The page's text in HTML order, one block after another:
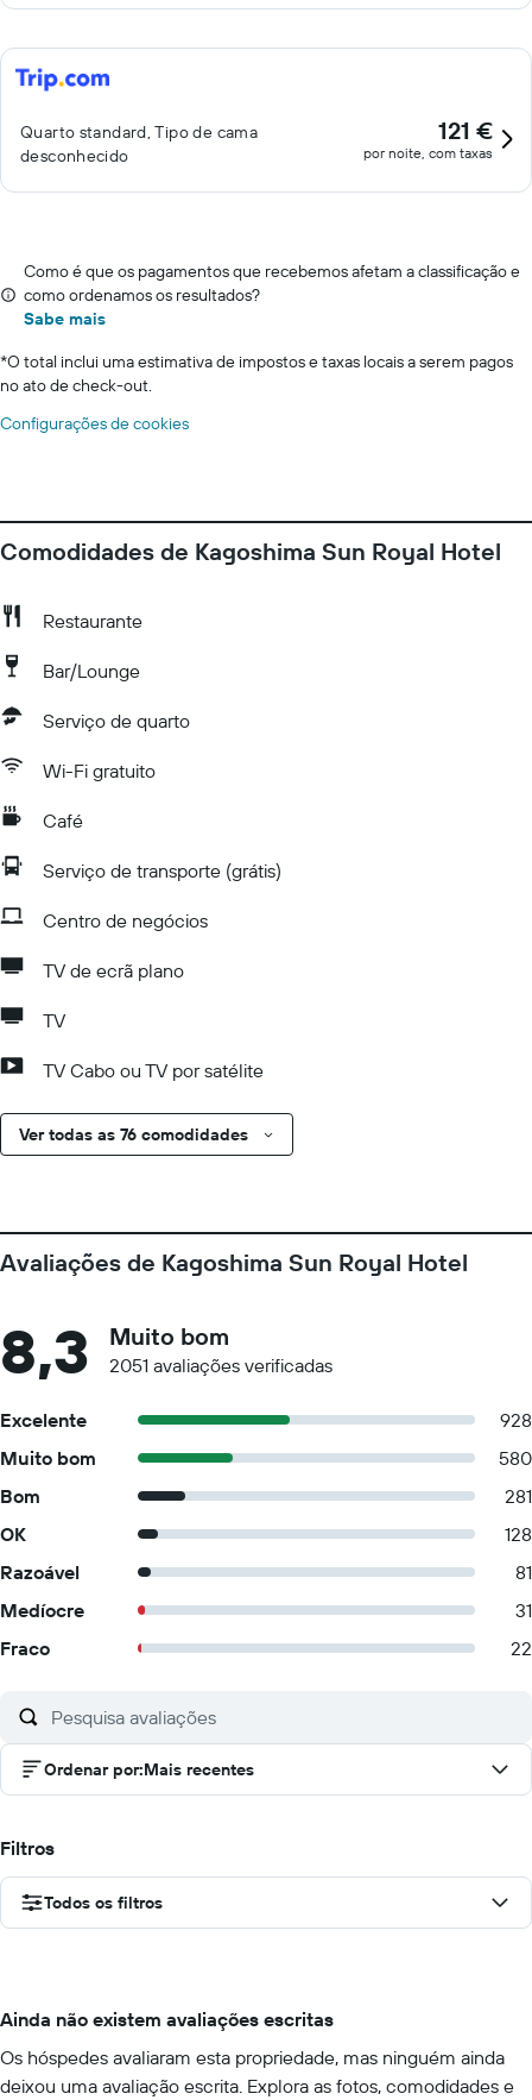
Quarto standard, Tipo de cama
desconhecido
121 €
por noite, com taxas
Como é que os pagamentos que recebemos afetam a classificação e
como ordenamos os resultados?
Sabe mais
*O total inclui uma estimativa de impostos e taxas locais a serem pagos
no ato de check-out.
Configurações de cookies
Comodidades de Kagoshima Sun Royal Hotel
Restaurante
Bar/Lounge
Serviço de quarto
Wi-Fi gratuito
Café
Serviço de transporte (grátis)
Centro de negócios
TV de ecrã plano
TV
TV Cabo ou TV por satélite
Ver todas as 76 comodidades
Avaliações de Kagoshima Sun Royal Hotel
8,3 Muito bom
2051 avaliações verificadas
Excelente
928
Muito bom
580
Bom
281
OK
128
Razoável
81
Medíocre
31
Fraco
22
Ordenar por:Mais recentes
Filtros
Todos os filtros
Ainda não existem avaliações escritas
Os hóspedes avaliaram esta propriedade, mas ninguém ainda
deixou uma avaliação escrita. Explora as fotos, comodidades e